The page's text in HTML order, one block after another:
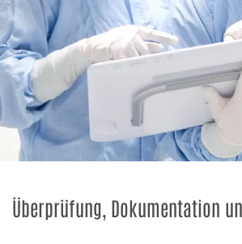
Überprüfung, Dokumentation